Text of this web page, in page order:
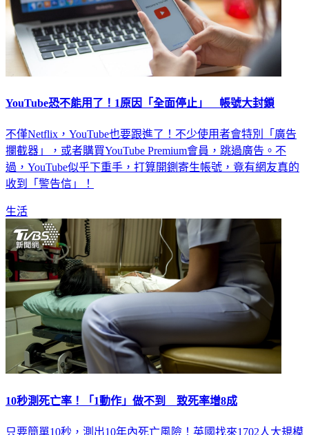
YouTube恐不能用了！1原因「全面停止」 帳號大封鎖
不僅Netflix，YouTube也要跟進了！不少使用者會特別「廣告
攔截器」，或者購買YouTube Premium會員，跳過廣告。不
過，YouTube似乎下重手，打算開鍘寄生帳號，竟有網友真的
收到「警告信」！
生活
10秒測死亡率！「1動作」做不到 致死率增8成
只要簡單10秒，測出10年內死亡風險！英國找來1702人大規模